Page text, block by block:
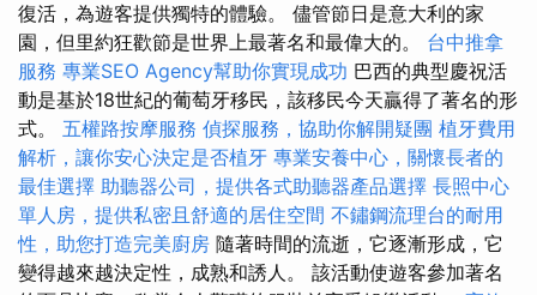
復活，為遊客提供獨特的體驗。 儘管節日是意大利的家
園，但里約狂歡節是世界上最著名和最偉大的。 台中推拿
服務 專業SEO Agency幫助你實現成功 巴西的典型慶祝活
動是基於18世紀的葡萄牙移民，該移民今天贏得了著名的形
式。 五權路按摩服務 偵探服務，協助你解開疑團 植牙費用
解析，讓你安心決定是否植牙 專業安養中心，關懷長者的
最佳選擇 助聽器公司，提供各式助聽器產品選擇 長照中心
單人房，提供私密且舒適的居住空間 不鏽鋼流理台的耐用
性，助您打造完美廚房 隨著時間的流逝，它逐漸形成，它
變得越來越決定性，成熟和誘人。 該活動使遊客參加著名